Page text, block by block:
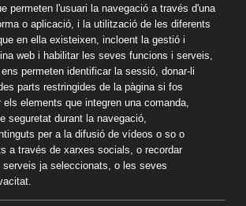
(SIIF)
Tarragona
permeten l'usuari la navegació a través d'una
o aplicació, i la utilització de les diferents
en ella existeixen, incloent la gestió i
web i habilitar les seves funcions i serveis,
permeten identificar la sessió, donar-li
parts restringides de la pàgina si fos
elements que integren una comanda,
seguretat durant la navegació,
per a la difusió de vídeos o so o
a través de xarxes socials, o recordar
serveis ja seleccionats, o les seves